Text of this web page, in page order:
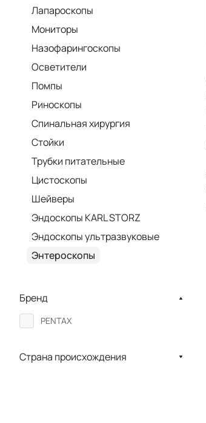
Лапароскопы
Мониторы
Назофарингоскопы
Осветители
Помпы
Риноскопы
Спинальная хирургия
Стойки
Трубки питательные
Цистоскопы
Шейверы
Эндоскопы KARL STORZ
Эндоскопы ультразвуковые
Энтероскопы
Бренд
PENTAX
Страна происхождения